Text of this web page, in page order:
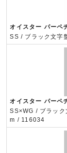
オイスター パーペ
SS / ブラック文字
オイスター パーペ
SS×WG / ブラッ
m / 116034